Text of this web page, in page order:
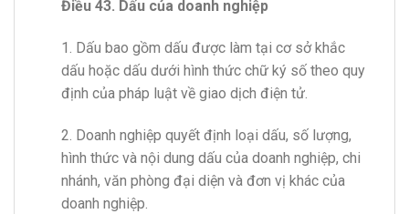
Điều 43. Dấu của doanh nghiệp
1. Dấu bao gồm dấu được làm tại cơ sở khắc
dấu hoặc dấu dưới hình thức chữ ký số theo quy
định của pháp luật về giao dịch điện tử.
2. Doanh nghiệp quyết định loại dấu, số lượng,
hình thức và nội dung dấu của doanh nghiệp, chi
nhánh, văn phòng đại diện và đơn vị khác của
doanh nghiệp.